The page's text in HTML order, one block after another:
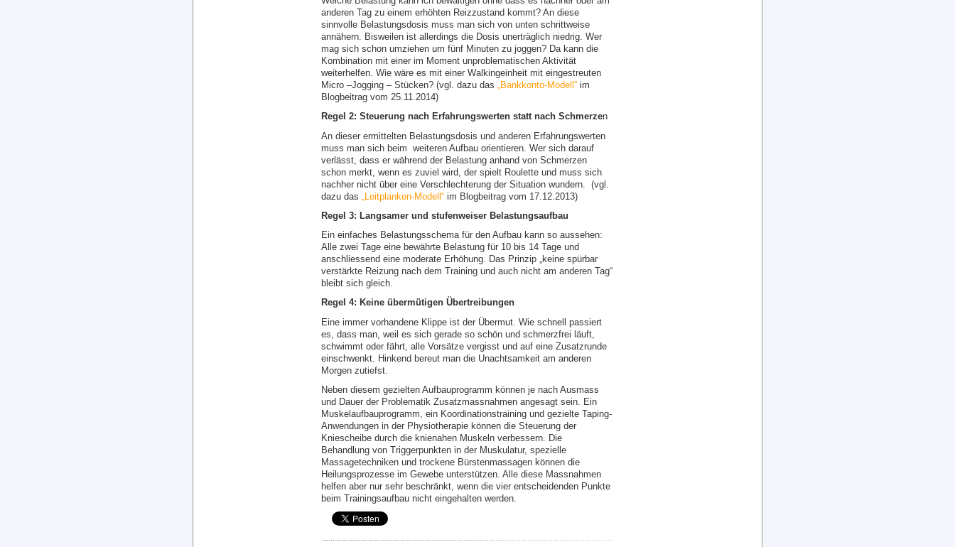
anderen Tag zu einem erhöhten Reizzustand kommt? An diese
sinnvolle Belastungsdosis muss man sich von unten schrittweise
annähern. Bisweilen ist allerdings die Dosis unerträglich niedrig. Wer
mag sich schon umziehen um fünf Minuten zu joggen? Da kann die
Kombination mit einer im Moment unproblematischen Aktivität
weiterhelfen. Wie wäre es mit einer Walkingeinheit mit eingestreuten
Micro –Jogging – Stücken? (vgl. dazu das „Bankkonto-Modell“ im
Blogbeitrag vom 25.11.2014)
Regel 2: Steuerung nach Erfahrungswerten statt nach Schmerzen
An dieser ermittelten Belastungsdosis und anderen Erfahrungswerten
muss man sich beim weiteren Aufbau orientieren. Wer sich darauf
verlässt, dass er während der Belastung anhand von Schmerzen
schon merkt, wenn es zuviel wird, der spielt Roulette und muss sich
nachher nicht über eine Verschlechterung der Situation wundern. (vgl.
dazu das
„Leitplanken-Modell“ im Blogbeitrag vom 17.12.2013)
Regel 3: Langsamer und stufenweiser Belastungsaufbau
Ein einfaches Belastungsschema für den Aufbau kann so aussehen:
Alle zwei Tage eine bewährte Belastung für 10 bis 14 Tage und
anschliessend eine moderate Erhöhung. Das Prinzip „keine spürbar
verstärkte Reizung nach dem Training und auch nicht am anderen Tag“
bleibt sich gleich.
Regel 4: Keine übermütigen Übertreibungen
Eine immer vorhandene Klippe ist der Übermut. Wie schnell passiert
es, dass man, weil es sich gerade so schön und schmerzfrei läuft,
schwimmt oder fährt, alle Vorsätze vergisst und auf eine Zusatzrunde
einschwenkt. Hinkend bereut man die Unachtsamkeit am anderen
Morgen zutiefst.
Neben diesem gezielten Aufbauprogramm können je nach Ausmass
und Dauer der Problematik Zusatzmassnahmen angesagt sein. Ein
Muskelaufbauprogramm, ein Koordinationstraining und gezielte Taping-
Anwendungen in der Physiotherapie können die Steuerung der
Kniescheibe durch die knienahen Muskeln verbessern. Die
Behandlung von Triggerpunkten in der Muskulatur, spezielle
Massagetechniken und trockene Bürstenmassagen können die
Heilungsprozesse im Gewebe unterstützen. Alle diese Massnahmen
helfen aber nur sehr beschränkt, wenn die vier entscheidenden Punkte
beim Trainingsaufbau nicht eingehalten werden.